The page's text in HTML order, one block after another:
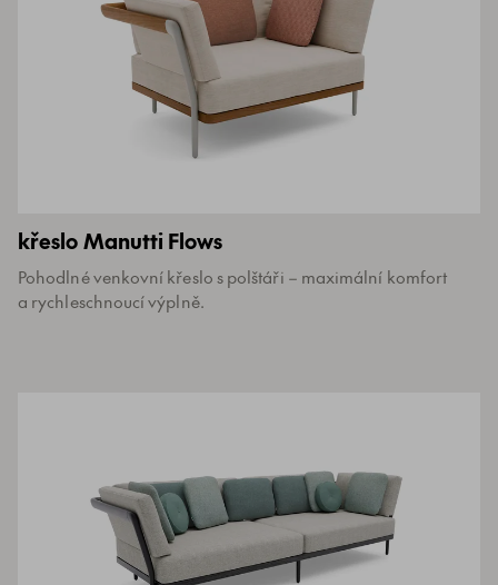
křeslo Manutti Flows
Pohodlné venkovní křeslo s polštáři – maximální komfort
a rychleschnoucí výplně.